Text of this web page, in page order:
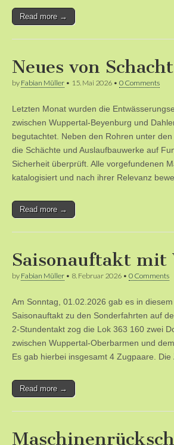
Read more →
Neues von
by Fabian Müller • 15. Mai 2026 • 0 Comments
Letzten Monat wurden die
zwischen Wuppertal-Beyenburg und
begutachtet. Neben den Rohren unter
die Schächte und Auslaufbauwerke auf
Sicherheit überprüft. Alle vorgefundenen
katalogisiert und nach ihrer Relevanz
Read more →
Saisonauftakt mit
by Fabian Müller • 8. Februar 2026 • 0 Comments
Am Sonntag, 01.02.2026 gab es in
Saisonauftakt zu den Sonderfahrten auf
2-Stundentakt zog die Lok 363 160 zwei
zwischen Wuppertal-Oberbarmen und
Es gab hierbei insgesamt 4 Zugpaare. Die
Read more →